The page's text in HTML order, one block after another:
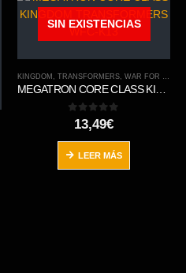
WAR FOR CYBERTRON TRILOGY
SIN EXISTENCIAS
KINGDOM , TRANSFORMERS, WAR FOR CYBERTRON TRILOGY
MEGATRON CORE CLASS KINGDOM TRANSFORMERS WFC-K13
out of 5
13,49€
LEER MÁS